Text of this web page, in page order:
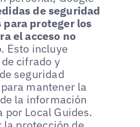
de seguridad
para proteger los
el acceso no
. Esto incluye
cifrado y
seguridad
mantener la
la información
por Local Guides.